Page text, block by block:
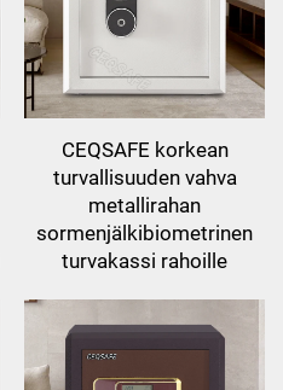
CEQSAFE korkean
turvallisuuden vahva
metallirahan
sormenjälkibiometrinen
turvakassi rahoille